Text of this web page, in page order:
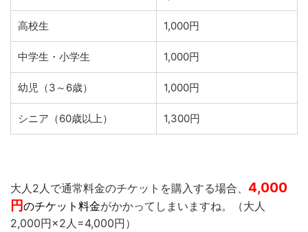
高校生 1,000円
中学生・小学生 1,000円
幼児（3～6歳） 1,000円
シニア（60歳以上） 1,300円
大人2人で通常料金のチケットを購入する場合、 4,000
円のチケット料金がかかってしまいますね。（大人
2,000円×2人=4,000円）